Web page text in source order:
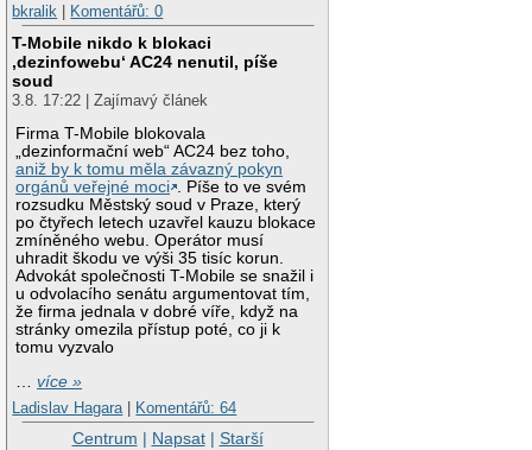
bkralik
Komentářů: 0
T-Mobile nikdo k blokaci
‚dezinfowebu‘ AC24 nenutil, píše
soud
3.8. 17:22 | Zajímavý článek
Firma T-Mobile blokovala
„dezinformační web“ AC24 bez toho,
aniž by k tomu měla závazný pokyn
orgánů veřejné moci . Píše to ve svém
rozsudku Městský soud v Praze, který
po čtyřech letech uzavřel kauzu blokace
zmíněného webu. Operátor musí
uhradit škodu ve výši 35 tisíc korun.
Advokát společnosti T-Mobile se snažil i
u odvolacího senátu argumentovat tím,
že firma jednala v dobré víře, když na
stránky omezila přístup poté, co ji k
tomu vyzvalo
…více »
Ladislav Hagara | Komentářů: 64
Centrum | Napsat| Starší